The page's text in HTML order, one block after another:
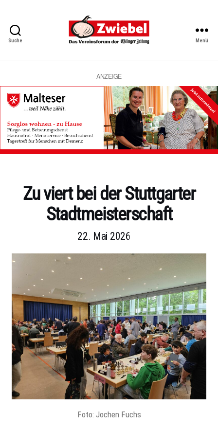
Suche
Vereinsforum
Eßlinger
Zeitung
Menü
ANZEIGE
Kategorien
Zu viert bei der Stuttgarter
Stadtmeisterschaft
22. Mai 2026
Foto: Jochen Fuchs